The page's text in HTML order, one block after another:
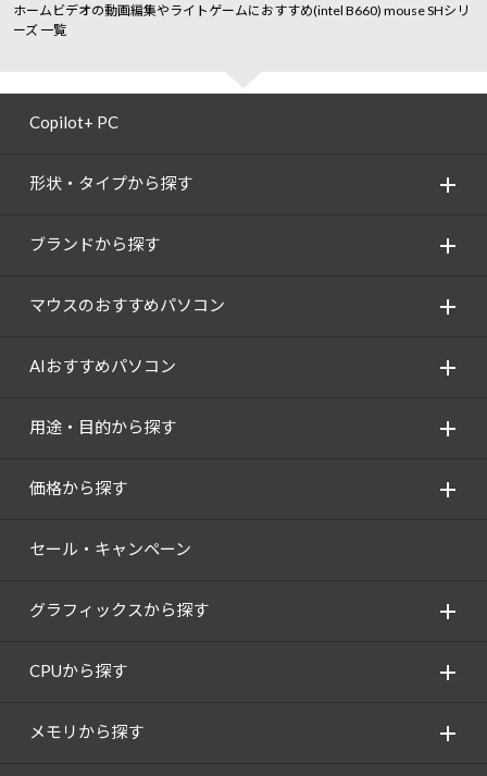
ホームビデオの動画編集やライトゲームにおすすめ(intel B660) mouse SHシリ
ーズ 一覧
Copilot+ PC
形状・タイプから探す
ブランドから探す
マウスのおすすめパソコン
AIおすすめパソコン
用途・目的から探す
価格から探す
セール・キャンペーン
グラフィックスから探す
CPUから探す
メモリから探す